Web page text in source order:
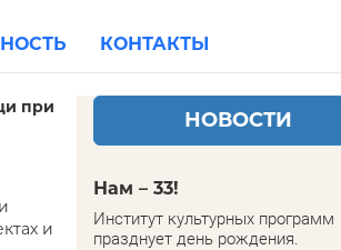
КОНТАКТЫ
при
и
НОВОСТИ
Нам – 33!
Институт культурных программ
празднует день рождения.